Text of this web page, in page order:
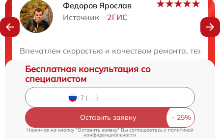
Федоров Ярослав
Источник – 2ГИС
Впечатлен скоростью и качеством ремонта,
Нужна консультация?
Бесплатная консультация со
специалистом
Оставить заявку
Нажимая на кнопку "Оставить заявку" Вы соглашаетесь c политикой
конфиденциальности